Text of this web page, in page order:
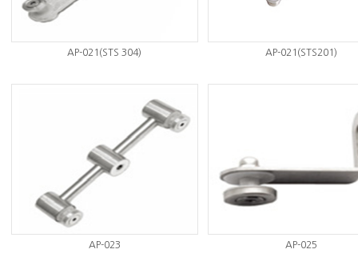
AP-021(STS 304) AP-021(STS201)
AP-023 AP-025